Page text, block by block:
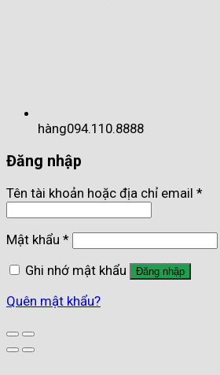
hàng094.110.8888
Đăng nhập
Tên tài khoản hoặc địa chỉ email *
Mật khẩu *
Ghi nhớ mật khẩu
Đăng nhập
Quên mật khẩu?